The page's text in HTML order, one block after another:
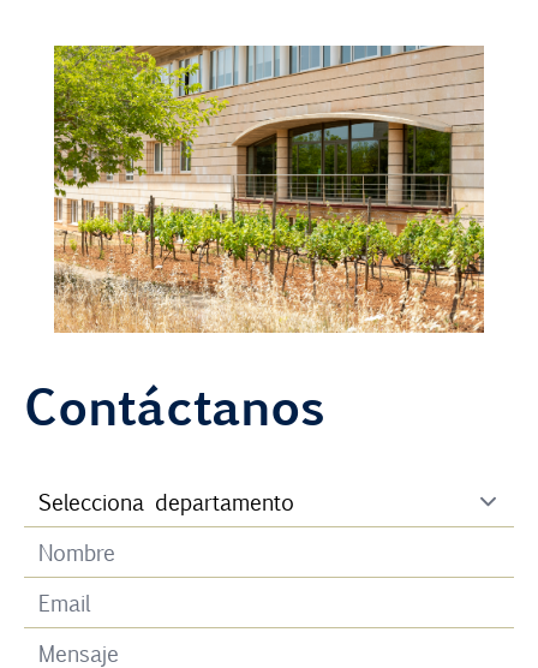
Contáctanos